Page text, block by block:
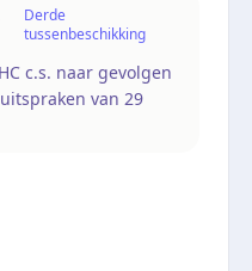
Derde
tussenbeschikking
c.s. naar gevolgen
van 29